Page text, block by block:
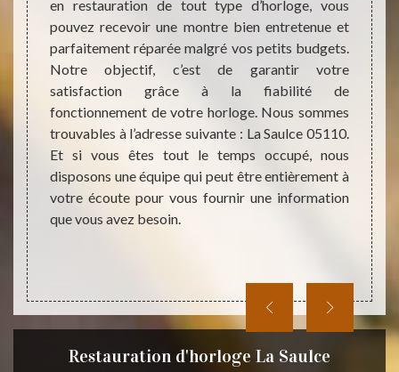
le
le
et
Une
son
en restauration de tout type d’horloge, vous
pouvez recevoir une montre bien entretenue et
parfaitement réparée malgré vos petits budgets.
Notre objectif, c’est de garantir votre
satisfaction grâce à la fiabilité de
fonctionnement de votre horloge. Nous sommes
trouvables à l’adresse suivante : La Saulce 05110.
Et si vous êtes tout le temps occupé, nous
disposons une équipe qui peut être entièrement à
votre écoute pour vous fournir une information
que vous avez besoin.
soit
Restauration d'horloge La Saulce